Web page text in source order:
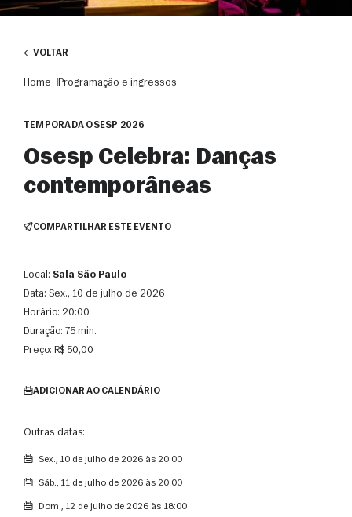
VOLTAR
Home Programação e ingressos
TEMPORADA OSESP 2026
Osesp Celebra: Danças
contemporâneas
COMPARTILHAR ESTE EVENTO
Local: Sala São Paulo
Data:
sex., 10 de julho de 2026
Horário:
20:00
Duração: 75 min.
Preço: R$ 50,00
ADICIONAR AO CALENDÁRIO
Outras datas:
sex., 10 de julho de 2026 às 20:00
sáb., 11 de julho de 2026 às 20:00
dom., 12 de julho de 2026 às 18:00